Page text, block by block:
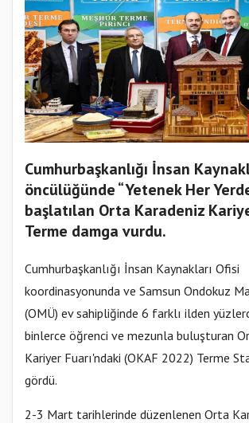
Cumhurbaşkanlığı İnsan
öncülüğünde “Yetenek Her
başlatılan Orta Karadeniz
Terme damga vurdu.
Cumhurbaşkanlığı İnsan Kaynakları Ofisi
koordinasyonunda ve Samsun Ondokuz
(OMÜ) ev sahipliğinde 6 farklı ilden
binlerce öğrenci ve mezunla buluşturan
Kariyer Fuarı'ndaki (OKAF 2022) Terme
gördü.
2-3 Mart tarihlerinde düzenlenen Orta